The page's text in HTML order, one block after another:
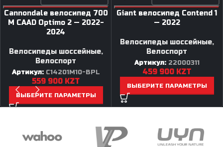
Cannondale велосипед 700
M CAAD Optimo 2 — 2022-
2024
Велосипеды шоссейные,
Велоспорт
Артикул: C14201M10-BPL
559 900 KZT
ВЫБЕРИТЕ ПАРАМЕТРЫ
Giant велосипед Contend 1
— 2022
Велосипеды шоссейные,
Велоспорт
Артикул: 22000311
459 900 KZT
ВЫБЕРИТЕ ПАРАМЕТРЫ